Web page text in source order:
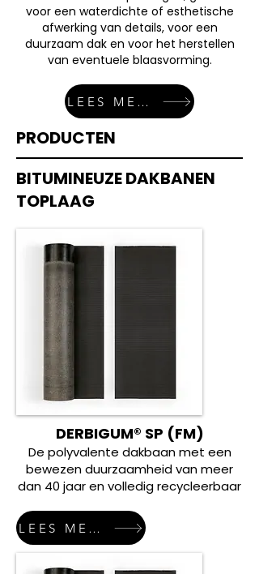
voor een waterdichte of esthetische
afwerking van details, voor een
duurzaam dak en voor het herstellen
van eventuele blaasvorming.
LEES MEER
PRODUCTEN
BITUMINEUZE DAKBANEN
TOPLAAG
DERBIGUM® SP (FM)
De polyvalente dakbaan met een
bewezen duurzaamheid van meer
dan 40 jaar en volledig recycleerbaar
LEES MEER